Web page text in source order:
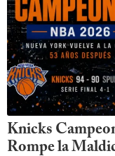
Knicks
Rompe la